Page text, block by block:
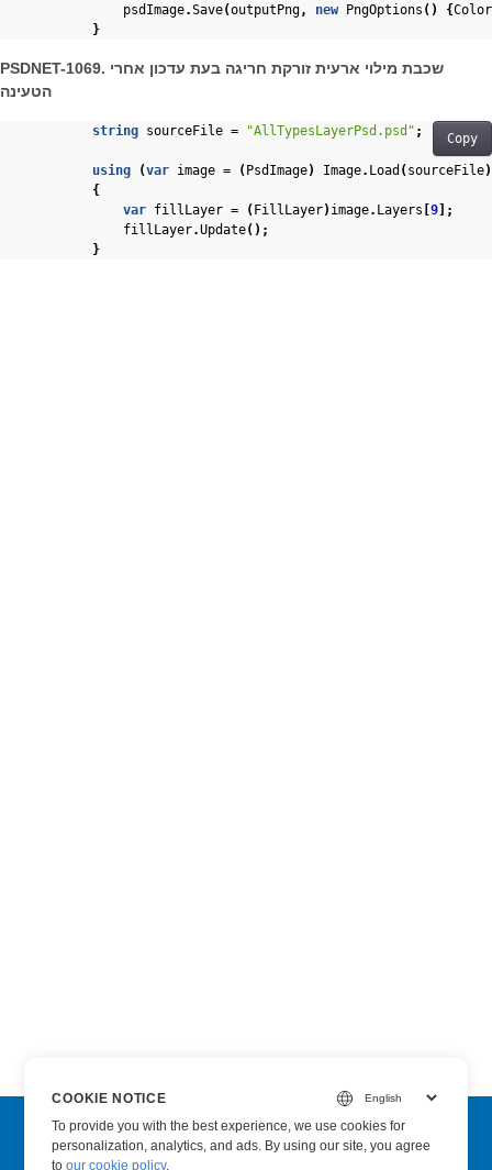
psdImage.Save(outputPng, new PngOptions () {
}
PSDNET-1069. שכבת מילוי ארעית זורקת חריגה בעת עדכון אחרי
הטעינה
Copy
string sourceFile = "AllTypesLayerPsd.psd" ;
using (var image = ( PsdImage) Image. Load ( sourceFile
{
var fillLayer = ( FillLayer) image. Layers 9 ];
fillLayer.Update();
}
Subscribe to Aspose Product Updates
COOKIE NOTICE
To provide you with the best experience, we use cookies for
personalization, analytics, and ads. By using our site, you agree
toour cookie policy.